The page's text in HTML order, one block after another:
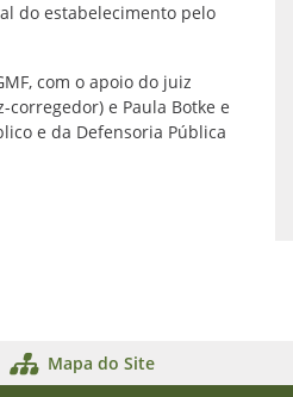
do estabelecimento pelo
com o apoio do juiz
e Paula Botke e
e da Defensoria Pública
Mapa do Site